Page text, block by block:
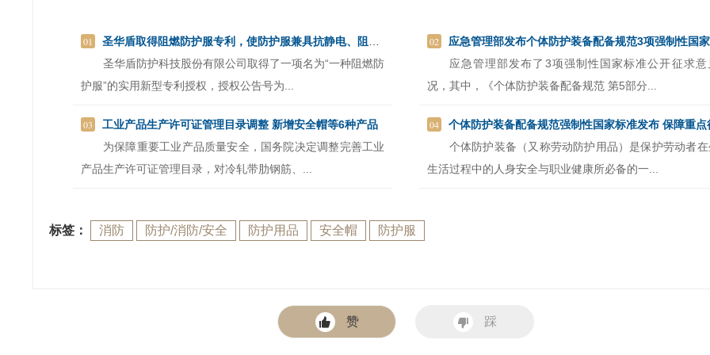
01
圣华盾取得阻燃防护服专利，使防护服兼具抗静电、阻燃功能
圣华盾防护科技股份有限公司取得了一项名为“一种阻燃防
护服”的实用新型专利授权，授权公告号为...
02
应急管理部发布个体防护装备配备规范3项强制性国家标准公开征求意见情况
应急管理部发布了3项强制性国家标准公开征求意
况，其中，《个体防护装备配备规范 第5部分...
03
工业产品生产许可证管理目录调整 新增安全帽等6种产品
为保障重要工业产品质量安全，国务院决定调整完善工业
产品生产许可证管理目录，对冷轧带肋钢筋、...
04
个体防护装备配备规范强制性国家标准发布 保障重点行业从业人员健康
个体防护装备（又称劳动防护用品）是保护劳动者
生活过程中的人身安全与职业健康所必备的一...
标签： 消防 防护/消防/安全 防护用品 安全帽 防护服
赞 踩